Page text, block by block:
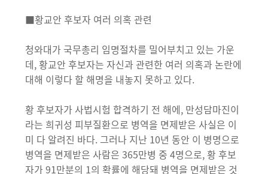
■황교안 후보자 여러 의혹 관련
청와대가 국무총리 임명절차를 밀어부치고 있는 가운
데, 황교안 후보자는 자신과 관련한 여러 의혹과 논란에
대해 이렇다 할 해명을 내놓지 못하고 있다.
황 후보자가 사법시험 합격하기 전 해에, 만성담마진이
라는 희귀성 피부질환으로 병역을 면제받은 사실은 이
미 다 알려진 바다. 그러나 지난 10년 동안 이 병명으로
병역을 면제받은 사람은 365만병 중 4명으로, 황 후보
자가 91만분의 1의 확률에 해당돼 병역을 면제받은 것